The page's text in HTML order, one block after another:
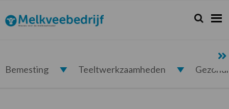
de
hoofdnavigatie
de
hoofd
de
eerste
de
voettekst
Melkveebedrijf.nl Zoeken...
Zoek
Bemesting Teeltwerkzaamheden